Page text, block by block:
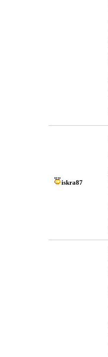
iskra87